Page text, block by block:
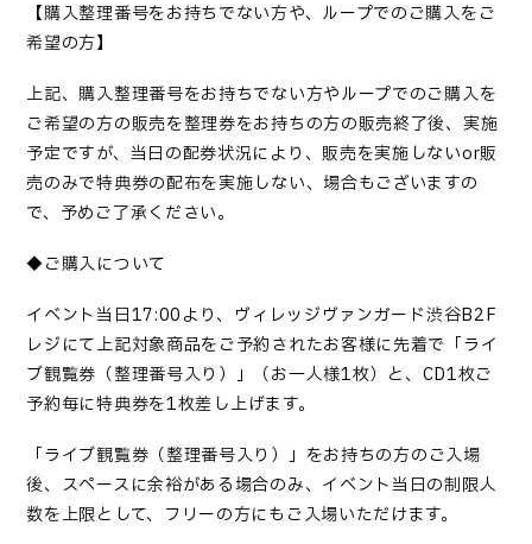
【購入整理番号をお持ちでない方や、ループでのご購入をご
希望の方】
上記、購入整理番号をお持ちでない方やループでのご購入を
ご希望の方の販売を整理券をお持ちの方の販売終了後、実施
予定ですが、当日の配券状況により、販売を実施しないor販
売のみで特典券の配布を実施しない、場合もございますの
で、予めご了承ください。
◆ご購入について
イベント当日17:00より、ヴィレッジヴァンガード渋谷B2F
レジにて上記対象商品をご予約されたお客様に先着で「ライ
ブ観覧券（整理番号入り）」（お一人様1枚）と、 CD1枚ご
予約毎に特典券を1枚差し上げます。
「ライブ観覧券（整理番号入り） 」 をお持ちの方のご入場
後、スペースに余裕がある場合のみ、イベント当日の制限人
数を上限として、フリーの方にもご入場いただけます。